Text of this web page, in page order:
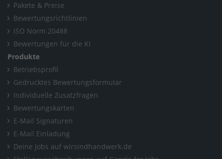
Pakete & Preise
Bewertungsrichtlinien
ISO Norm 20488
Bewertungen für die KI
Produkte
Betriebsprofil
Gedrucktes Bewertungsformular
Individuelle Zusatzfragen
Bewertungskarten
E-Mail Signaturen
E-Mail Einladung
Deine Jobs auf wirsindhandwerk.de